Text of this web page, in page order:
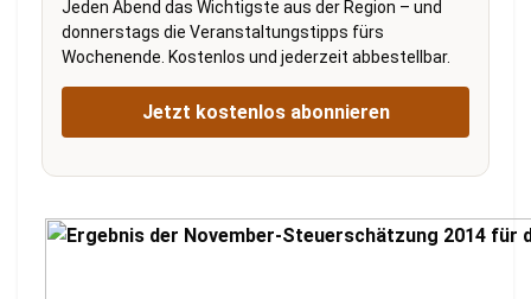
Jeden Abend das Wichtigste aus der Region – und
donnerstags die Veranstaltungstipps fürs
Wochenende. Kostenlos und jederzeit abbestellbar.
Jetzt kostenlos abonnieren